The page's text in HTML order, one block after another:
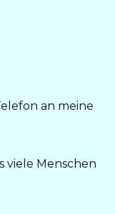
an meine
viele Menschen